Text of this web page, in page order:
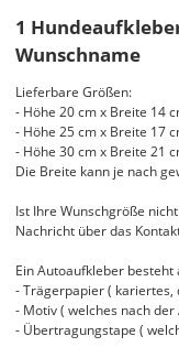
1
Wunschname
Lieferbare Größen:
- Höhe 20 cm x Breite 14
- Höhe 25 cm x Breite 17
- Höhe 30 cm x Breite 21
Die Breite kann je nach
Ist Ihre Wunschgröße
Nachricht über das
Ein Autoaufkleber besteht
- Trägerpapier ( kariertes,
- Motiv ( welches nach
- Übertragungstape (